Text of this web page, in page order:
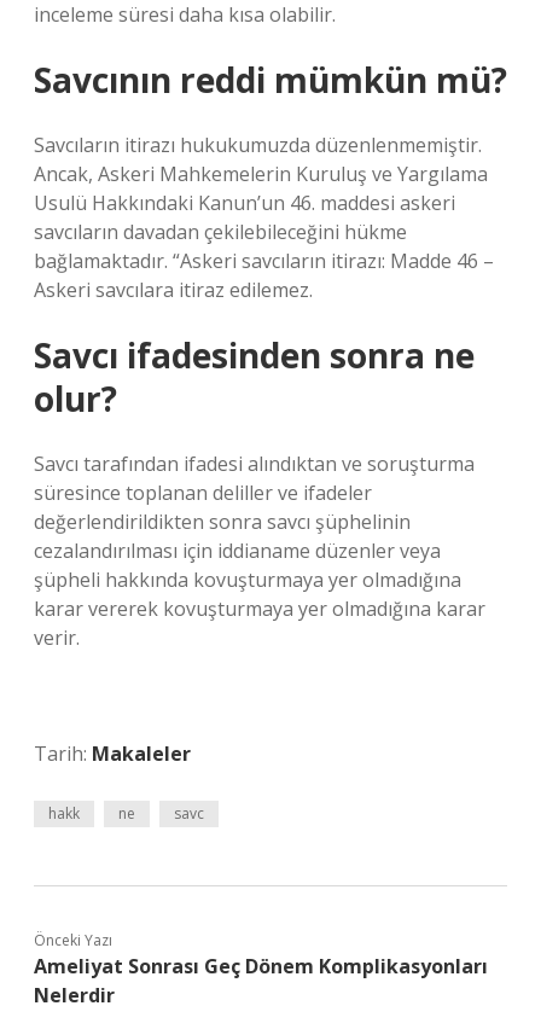
inceleme süresi daha kısa olabilir.
Savcının reddi mümkün mü?
Savcıların itirazı hukukumuzda düzenlenmemiştir.
Ancak, Askeri Mahkemelerin Kuruluş ve Yargılama
Usulü Hakkındaki Kanun’un 46. maddesi askeri
savcıların davadan çekilebileceğini hükme
bağlamaktadır. “Askeri savcıların itirazı: Madde 46 –
Askeri savcılara itiraz edilemez.
Savcı ifadesinden sonra ne
olur?
Savcı tarafından ifadesi alındıktan ve soruşturma
süresince toplanan deliller ve ifadeler
değerlendirildikten sonra savcı şüphelinin
cezalandırılması için iddianame düzenler veya
şüpheli hakkında kovuşturmaya yer olmadığına
karar vererek kovuşturmaya yer olmadığına karar
verir.
Tarih: Makaleler
hakk ne savc
Önceki Yazı
Ameliyat Sonrası Geç Dönem Komplikasyonları
Nelerdir